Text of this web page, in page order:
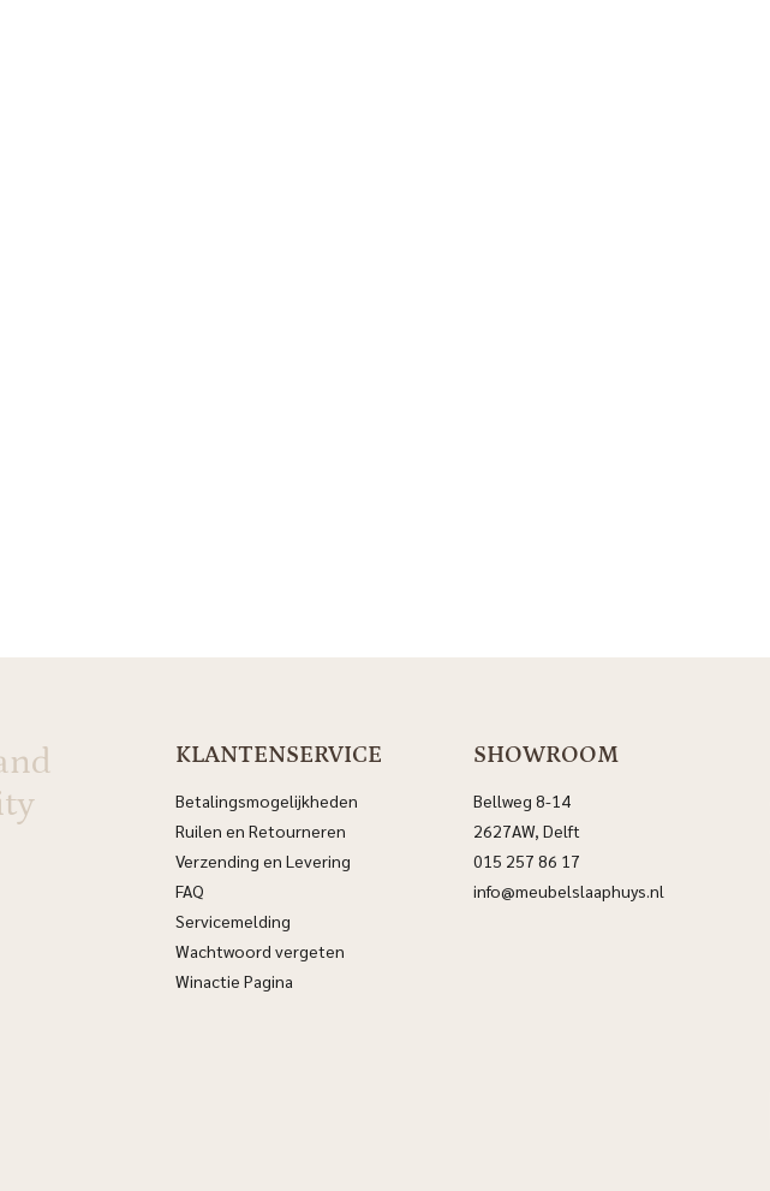
KLANTENSERVICE
Betalingsmogelijkheden
Ruilen en Retourneren
Verzending en Levering
FAQ
Servicemelding
Wachtwoord vergeten
Winactie Pagina
SHOWROOM
Bellweg 8-14
2627AW, Delft
015 257 86 17
info@meubelslaaphuys.nl